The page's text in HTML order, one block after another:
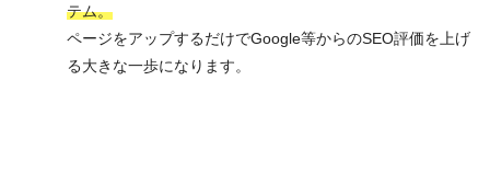
テム。
ページをアップするだけでGoogle等からのSEO評価を上げ
る大きな一歩になります。